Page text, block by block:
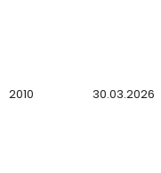
2010 30.03.2026